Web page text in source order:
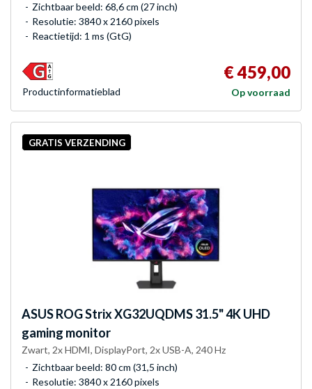
Zichtbaar beeld: 68,6 cm (27 inch)
Resolutie: 3840 x 2160 pixels
Reactietijd: 1 ms (GtG)
€ 459,00
Op voorraad
Product­informatieblad
GRATIS VERZENDING
ASUSROG Strix XG32UQDMS 31.5" 4K UHD
gaming monitor
Zwart, 2x HDMI, DisplayPort, 2x USB-A, 240 Hz
Zichtbaar beeld: 80 cm (31,5 inch)
Resolutie: 3840 x 2160 pixels